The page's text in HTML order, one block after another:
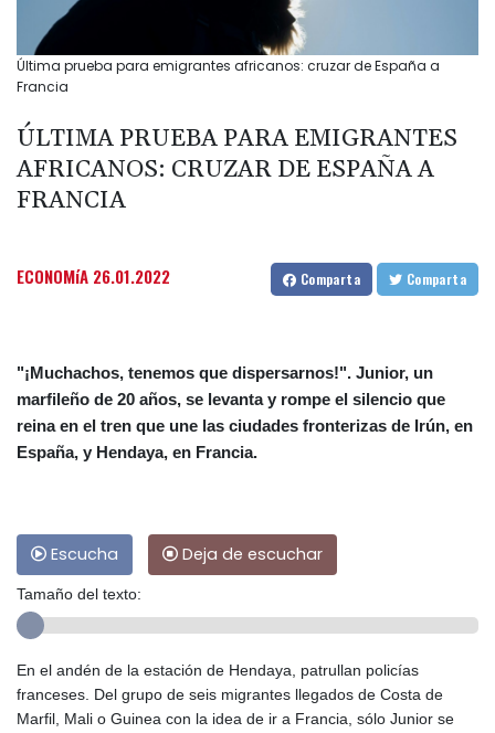
Última prueba para emigrantes africanos: cruzar de España a
Francia
ÚLTIMA PRUEBA PARA EMIGRANTES
AFRICANOS: CRUZAR DE ESPAÑA A
FRANCIA
ECONOMíA 26.01.2022 Comparta Comparta
"¡Muchachos, tenemos que dispersarnos!". Junior, un
marfileño de 20 años, se levanta y rompe el silencio que
reina en el tren que une las ciudades fronterizas de Irún, en
España, y Hendaya, en Francia.
Escucha Deja de escuchar
Tamaño del texto:
En el andén de la estación de Hendaya, patrullan policías
franceses. Del grupo de seis migrantes llegados de Costa de
Marfil, Mali o Guinea con la idea de ir a Francia, sólo Junior se